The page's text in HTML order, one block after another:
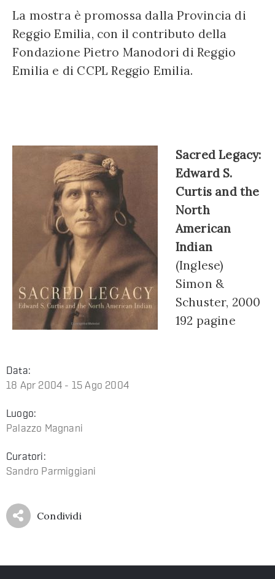
La mostra è promossa dalla Provincia di
Reggio Emilia, con il contributo della
Fondazione Pietro Manodori di Reggio
Emilia e di CCPL Reggio Emilia.
Sacred Legacy:
Edward S.
Curtis and the
North
American
Indian
(Inglese)
Simon &
Schuster, 2000
192 pagine
Data:
18 Apr 2004 - 15 Ago 2004
Luogo:
Palazzo Magnani
Curatori:
Sandro Parmiggiani
Condividi